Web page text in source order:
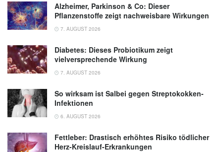
Alzheimer, Parkinson & Co: Dieser
Pflanzenstoffe zeigt nachweisbare Wirkungen
7. AUGUST 2026
Diabetes: Dieses Probiotikum zeigt
vielversprechende Wirkung
7. AUGUST 2026
So wirksam ist Salbei gegen Streptokokken-
Infektionen
6. AUGUST 2026
Fettleber: Drastisch erhöhtes Risiko tödlicher
Herz-Kreislauf-Erkrankungen